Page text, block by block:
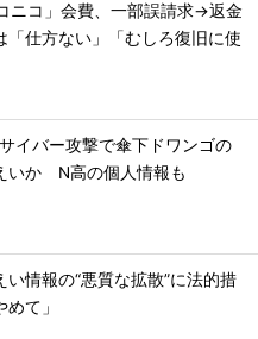
ニコ」会費、一部誤請求→返金
仕方ない」「むしろ復旧に使
イバー攻撃で傘下ドワンゴの
いか N高の個人情報も
い情報の“悪質な拡散”に法的措
て」